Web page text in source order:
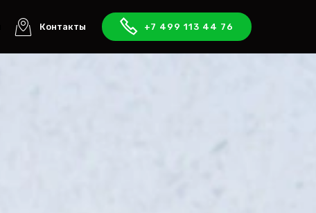
Контакты +7 499 113 44 76